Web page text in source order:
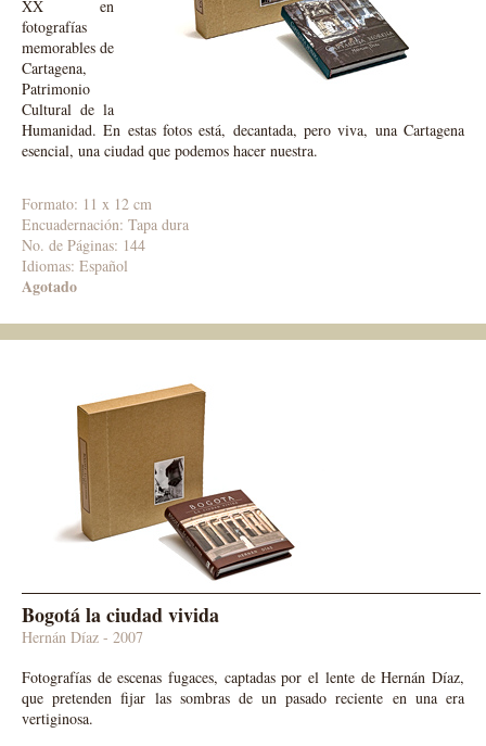
XX en
fotografías
memorables de
Cartagena,
Patrimonio
Cultural de la
Humanidad. En estas fotos está, decantada, pero viva, una Cartagena
esencial, una ciudad que podemos hacer nuestra.
Formato: 11 x 12 cm
Encuadernación: Tapa dura
No. de Páginas: 144
Idiomas: Español
Agotado
Bogotá la ciudad vivida
Hernán Díaz - 2007
Fotografías de escenas fugaces, captadas por el lente de Hernán Díaz,
que pretenden fijar las sombras de un pasado reciente en una era
vertiginosa.